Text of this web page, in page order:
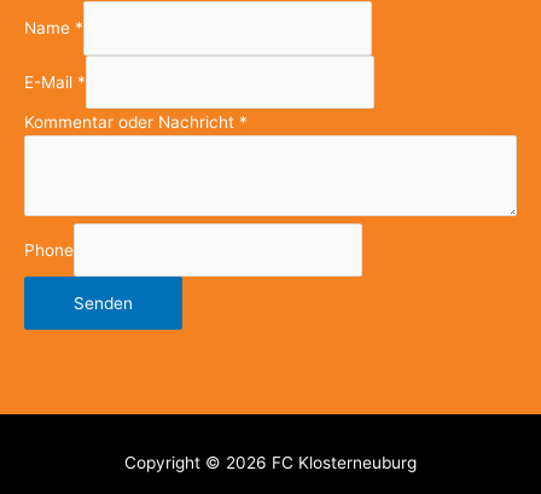
Name *
E-Mail *
Kommentar oder Nachricht *
Phone
Senden
Copyright © 2026 FC Klosterneuburg